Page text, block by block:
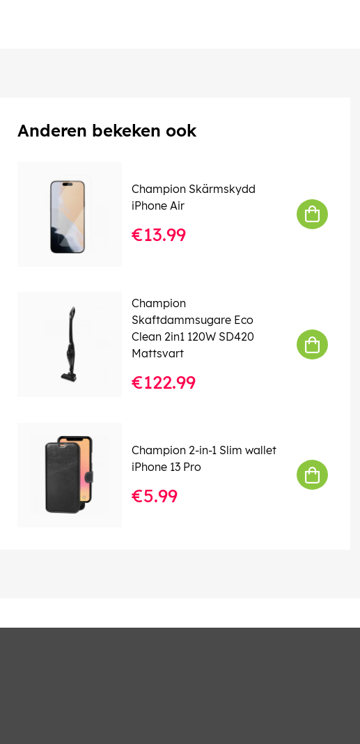
Anderen bekeken ook
Champion Skärmskydd
iPhone Air
€13.99
Champion
Skaftdammsugare Eco
Clean 2in1 120W SD420
Mattsvart
€122.99
Champion 2-in-1 Slim wallet
iPhone 13 Pro
€5.99